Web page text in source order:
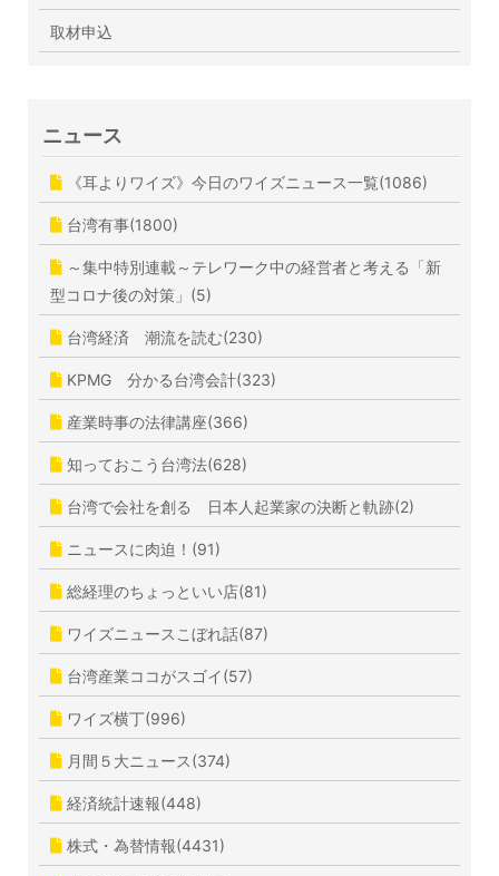
取材申込
ニュース
《耳よりワイズ》今日のワイズニュース一覧(1086)
台湾有事(1800)
～集中特別連載～テレワーク中の経営者と考える「新
型コロナ後の対策」(5)
台湾経済 潮流を読む(230)
KPMG 分かる台湾会計(323)
産業時事の法律講座(366)
知っておこう台湾法(628)
台湾で会社を創る 日本人起業家の決断と軌跡(2)
ニュースに肉迫！(91)
総経理のちょっといい店(81)
ワイズニュースこぼれ話(87)
台湾産業ココがスゴイ(57)
ワイズ横丁(996)
月間５大ニュース(374)
経済統計速報(448)
株式・為替情報(4431)